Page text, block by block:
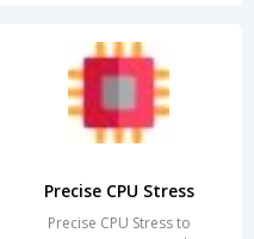
Precise CPU Stress
Precise CPU Stress to